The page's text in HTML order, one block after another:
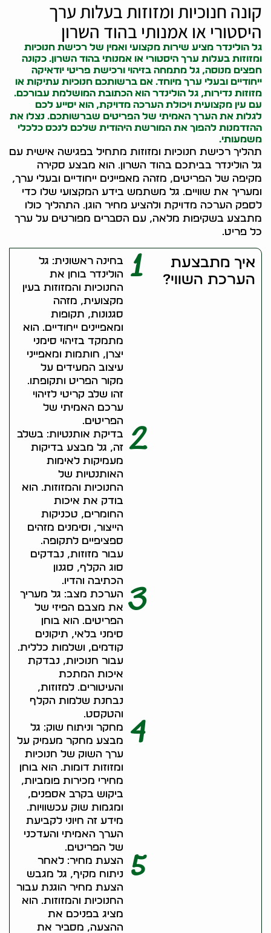
קונה חנוכיות ומזוזות בעלות ערך
היסטורי או אמנותי בהוד השרון
גל הולינדר מציע שירות מקצועי ואמין של רכישת חנוכיות
ומזוזות בעלות ערך היסטורי או אמנותי בהוד השרון. כקונה
חפצים מנוסה, גל מתמחה בזיהוי ורכישת פריטי יודאיקה
ייחודיים ובעלי ערך מיוחד. אם ברשותכם חנוכיות עתיקות או
מזוזות נדירות, גל הולינדר הוא הכתובת המושלמת עבורכם.
עם עין מקצועית ויכולת הערכה מדויקת, הוא יסייע לכם
לגלות את הערך האמיתי של הפריטים שברשותכם. נצלו את
ההזדמנות להפוך את המורשת היהודית שלכם לנכס כלכלי
משמעותי.
תהליך רכישת חנוכיות ומזוזות מתחיל בפגישה אישית עם
גל הולינדר בביתכם בהוד השרון. הוא מבצע סקירה
מקיפה של הפריטים, מזהה מאפיינים ייחודיים ובעלי ערך,
ומעריך את שוויים. גל משתמש בידע המקצועי שלו כדי
לספק הערכה מדויקת ולהציע מחיר הוגן. התהליך כולו
מתבצע בשקיפות מלאה, עם הסברים מפורטים על ערך
כל פריט.
איך מתבצעת
הערכת השווי?
1
בחינה ראשונית: גל
הולינדר בוחן את
החנוכיות והמזוזות בעין
מקצועית, מזהה
סגנונות, תקופות
ומאפיינים ייחודיים. הוא
מתמקד בזיהוי סימני
יצרן, חותמות ומאפייני
עיצוב המעידים על
מקור הפריט ותקופתו.
זהו שלב קריטי לזיהוי
ערכם האמיתי של
הפריטים.
2 בדיקת אותנטיות: בשלב
זה, גל מבצע בדיקות
מעמיקות לאימות
האותנטיות של
החנוכיות והמזוזות. הוא
בודק את איכות
החומרים, טכניקות
הייצור, וסימנים מזהים
ספציפיים לתקופה.
עבור מזוזות, נבדקים
סוג הקלף, סגנון
הכתיבה והדיו.
3
הערכת מצב: גל מעריך
את מצבם הפיזי של
הפריטים. הוא בוחן
סימני בלאי, תיקונים
קודמים, ושלמות כללית.
עבור חנוכיות, נבדקת
איכות המתכת
והעיטורים. למזוזות,
נבחנת שלמות הקלף
והטקסט.
4
מחקר וניתוח שוק: גל
מבצע מחקר מעמיק על
ערך השוק של חנוכיות
ומזוזות דומות. הוא בוחן
מחירי מכירות פומביות,
ביקוש בקרב אספנים,
ומגמות שוק עכשוויות.
מידע זה חיוני לקביעת
הערך האמיתי והעדכני
של הפריטים.
5
הצעת מחיר: לאחר
ניתוח מקיף, גל מגבש
הצעת מחיר הוגנת עבור
החנוכיות והמזוזות. הוא
מציג בפניכם את
ההצעה, מסביר את